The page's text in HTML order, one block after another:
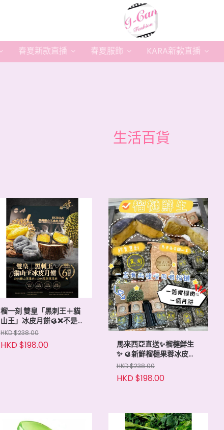
春夏新款直播 春夏服飾 KARA新款直播
生活百貨
榴一刻 雙皇「黑刺王＋貓
山王」冰皮月餅🥮❌不是
卷❌
HKD $238.00
HKD $198.00
馬來西亞直送✨榴槤鮮生
✨ 🥮新鮮榴槤果蓉冰皮月
餅(#貓山王 #黑刺 各3
個)
HKD $238.00
HKD $198.00